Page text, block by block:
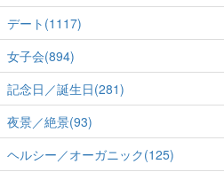
デート(1117)
女子会(894)
記念日／誕生日(281)
夜景／絶景(93)
ヘルシー／オーガニック(125)